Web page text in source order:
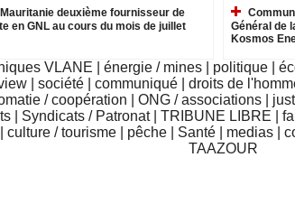
deuxième fournisseur de
en GNL au cours du mois de juillet
Général de
Kosmos
VLANE énergie / mines politique
société communiqué droits de
/ coopération
ONG / associations
Syndicats / Patronat TRIBUNE LIBRE
culture / tourisme pêche Santé medias
TAAZOUR